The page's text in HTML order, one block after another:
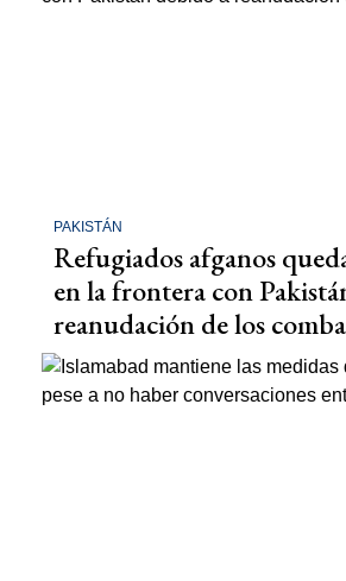
PAKISTÁN
Refugiados afganos
en la frontera con
reanudación de los